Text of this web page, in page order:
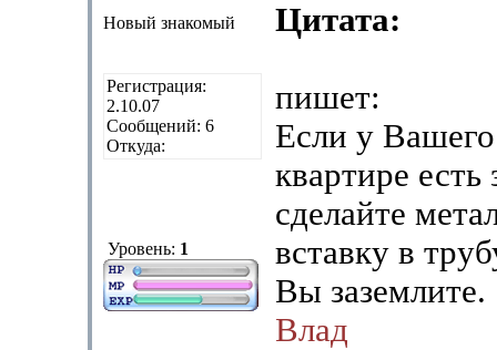
Новый знакомый
Регистрация:
2.10.07
Сообщений: 6
Откуда:
Уровень: 1
Цитата:
пишет:
Если у
квартире есть
сделайте
вставку в
Вы заземлите.
Влад